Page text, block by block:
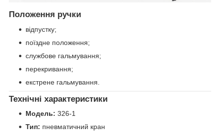
Положення ручки
відпустку;
поїздне положення;
службове гальмування;
перекривання;
екстрене гальмування.
Технічні характеристики
Модель: 326-1
Тип: пневматичний кран